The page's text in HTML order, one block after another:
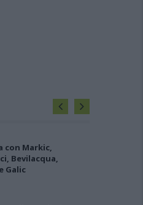
con Markic,
Bevilacqua,
Galic